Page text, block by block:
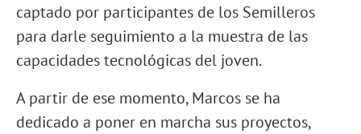
captado por participantes de los Semilleros
para darle seguimiento a la muestra de las
capacidades tecnológicas del joven.
A partir de ese momento, Marcos se ha
dedicado a poner en marcha sus proyectos,